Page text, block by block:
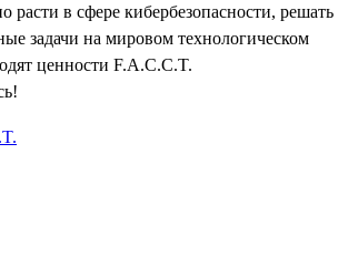
расти в сфере кибербезопасности, решать
задачи на мировом технологическом
ценности F.A.C.C.T.